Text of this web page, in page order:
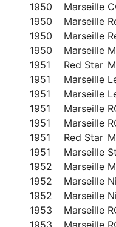
1950
Marseille
1950
Marseille
1950
Marseille
1950
Marseille
1951
Red Star
1951
Marseille
1951
Marseille
1951
Marseille
1951
Marseille
1951
Red Star
1951
Marseille
1952
Marseille
1952
Marseille
1952
Marseille
1953
Marseille
1953
Marseille